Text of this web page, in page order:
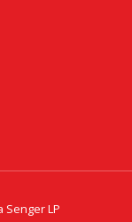
Senger LP